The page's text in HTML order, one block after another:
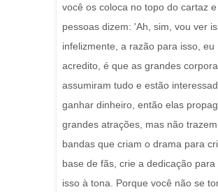
você os coloca no topo do cartaz
pessoas dizem: 'Ah, sim, vou ver
infelizmente, a razão para isso, eu
acredito, é que as grandes
assumiram tudo e estão
ganhar dinheiro, então elas
grandes atrações, mas não
bandas que criam o drama para
base de fãs, crie a dedicação para
isso à tona. Porque você não se